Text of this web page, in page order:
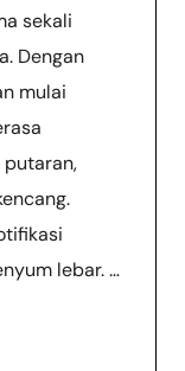
sekali
Dengan
mulai
putaran,
lebar. …